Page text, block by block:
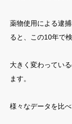
薬物使用による逮
ると、この10年で
大きく変わってい
ます。
様々なデータを比